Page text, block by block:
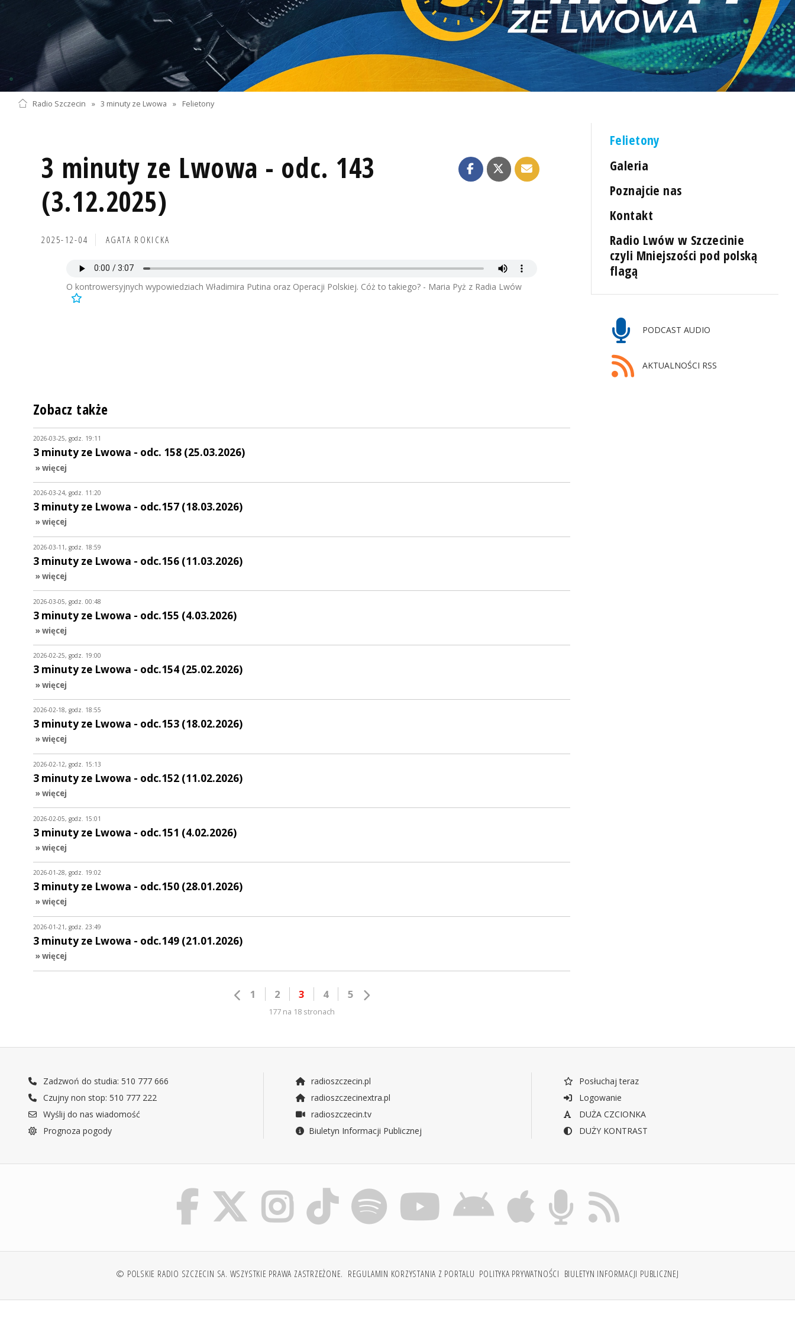
Radio Szczecin » 3 minuty ze Lwowa » Felietony
3 minuty ze Lwowa - odc. 143
(3.12.2025)
2025-12-04 AGATA ROKICKA
O kontrowersyjnych wypowiedziach Władimira Putina oraz Operacji Polskiej. Cóż to takiego? - Maria Pyż z Radia Lwów
Felietony
Galeria
Poznajcie nas
Kontakt
Radio Lwów w Szczecinie
czyli Mniejszości pod polską
flagą
PODCAST AUDIO
AKTUALNOŚCI RSS
Zobacz także
2026-03-25, godz. 19:11
3 minuty ze Lwowa - odc. 158 (25.03.2026)
» więcej
2026-03-24, godz. 11:20
3 minuty ze Lwowa - odc.157 (18.03.2026)
» więcej
2026-03-11, godz. 18:59
3 minuty ze Lwowa - odc.156 (11.03.2026)
» więcej
2026-03-05, godz. 00:48
3 minuty ze Lwowa - odc.155 (4.03.2026)
» więcej
2026-02-25, godz. 19:00
3 minuty ze Lwowa - odc.154 (25.02.2026)
» więcej
2026-02-18, godz. 18:55
3 minuty ze Lwowa - odc.153 (18.02.2026)
» więcej
2026-02-12, godz. 15:13
3 minuty ze Lwowa - odc.152 (11.02.2026)
» więcej
2026-02-05, godz. 15:01
3 minuty ze Lwowa - odc.151 (4.02.2026)
» więcej
2026-01-28, godz. 19:02
3 minuty ze Lwowa - odc.150 (28.01.2026)
» więcej
2026-01-21, godz. 23:49
3 minuty ze Lwowa - odc.149 (21.01.2026)
» więcej
1 2 3 4 5
177 na 18 stronach
Zadzwoń do studia: 510 777 666
Czujny non stop: 510 777 222
Wyślij do nas wiadomość
Prognoza pogody
radioszczecin.pl
radioszczecinextra.pl
radioszczecin.tv
Biuletyn Informacji Publicznej
Posłuchaj teraz
Logowanie
DUŻA CZCIONKA
DUŻY KONTRAST
© POLSKIE RADIO SZCZECIN SA. WSZYSTKIE PRAWA ZASTRZEŻONE. REGULAMIN KORZYSTANIA Z PORTALU POLITYKA PRYWATNOŚCI BIULETYN INFORMACJI PUBLICZNEJ